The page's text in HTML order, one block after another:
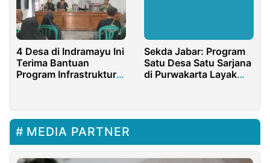
4 Desa di Indramayu Ini
Terima Bantuan
Program Infrastruktur
Sekda Jabar: Program
Satu Desa Satu Sarjana
di Purwakarta Layak
MEDIA PARTNER